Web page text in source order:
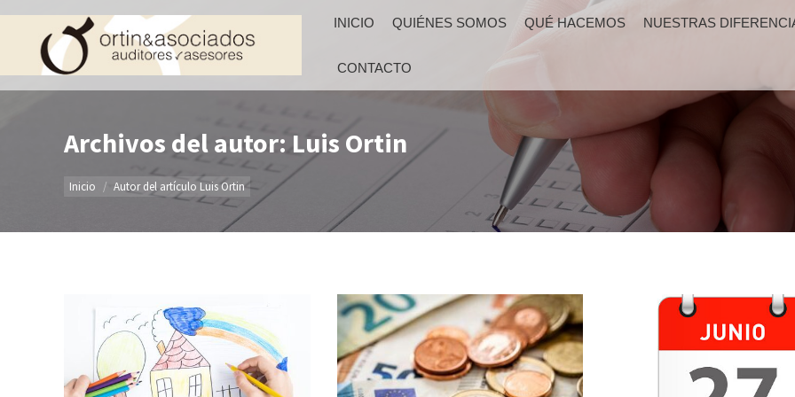
INICIO QUIÉNES SOMOS QUÉ HACEMOS NUESTRAS
CONTACTO
Archivos del autor: Luis Ortin
Inicio Autor del artículo Luis Ortin